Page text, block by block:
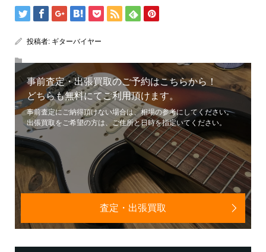
投稿者: ギターバイヤー
事前査定・出張買取のご予約はこちらから！
どちらも無料にてご利用頂けます。
事前査定にご納得頂けない場合は、相場の参考にしてください。
出張買取をご希望の方は、ご住所と日時を指定いてください。
査定・出張買取